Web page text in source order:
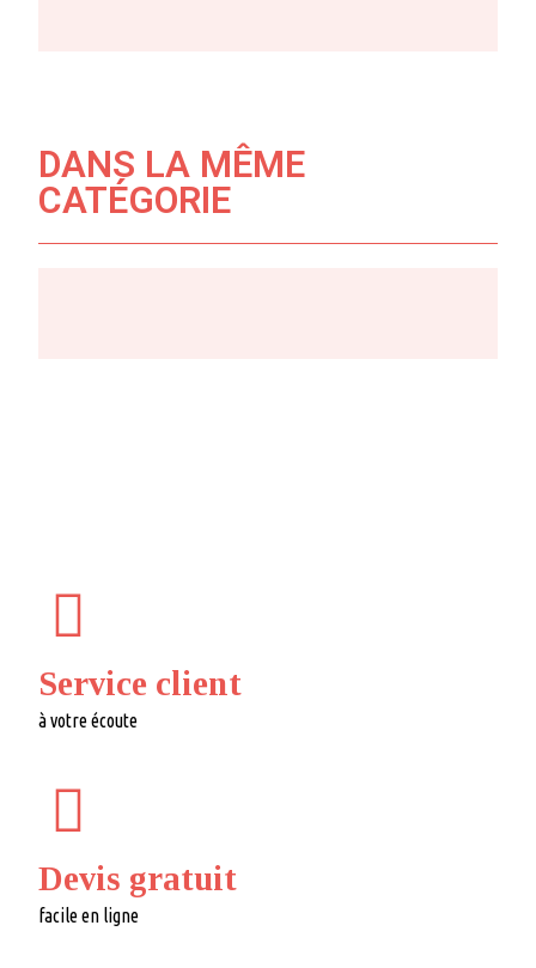
DANS LA MÊME
CATÉGORIE
Service client
à votre écoute
Devis gratuit
facile en ligne